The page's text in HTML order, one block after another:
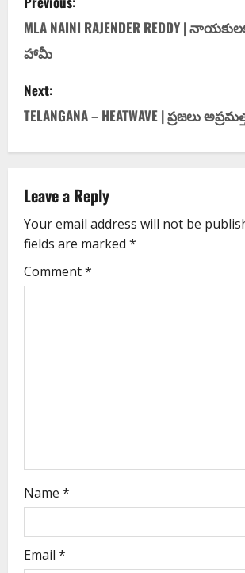
MLA NAINI RAJENDER REDDY |
హామీ
Next:
TELANGANA – HEATWAVE | ప్రజలు
Leave a Reply
Your email address will not be
fields are marked *
Comment*
Name *
Email *